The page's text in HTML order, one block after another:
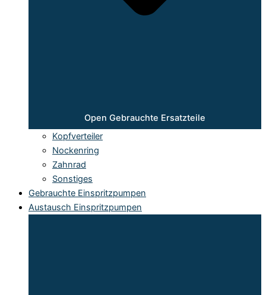
Open Gebrauchte Ersatzteile
Kopfverteiler
Nockenring
Zahnrad
Sonstiges
Gebrauchte Einspritzpumpen
Austausch Einspritzpumpen